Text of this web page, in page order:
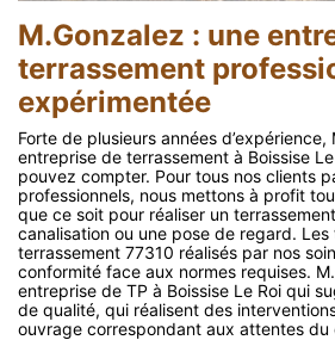
M.Gonzalez : une
terrassement
expérimentée
Forte de plusieurs années
entreprise de terrassement à Boissise
pouvez compter. Pour tous nos clients
professionnels, nous mettons à profit
que ce soit pour réaliser un
canalisation ou une pose de regard.
terrassement 77310 réalisés par nos
conformité face aux normes requises.
entreprise de TP à Boissise Le Roi qui
de qualité, qui réalisent des
ouvrage correspondant aux attentes du